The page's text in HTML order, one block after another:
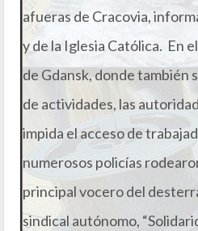
afueras de Cracovia,
y de la Iglesia Católica. En
de Gdansk, donde también
de actividades, las
impida el acceso de
numerosos policías
principal vocero del
sindical autónomo,